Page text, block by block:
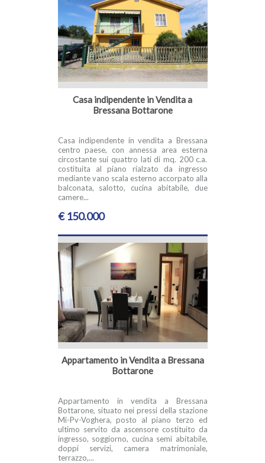
Casa indipendente in Vendita a
Bressana Bottarone
Casa indipendente in vendita a Bressana
centro paese, con annessa area esterna
circostante sui quattro lati di mq. 200 c.a.
costituita al piano rialzato da ingresso
mediante vano scala esterno accorpato alla
balconata, salotto, cucina abitabile, due
camere...
€ 150.000
Appartamento in Vendita a Bressana
Bottarone
Appartamento in vendita a Bressana
Bottarone, situato nei pressi della stazione
Mi-Pv-Voghera, posto al piano terzo ed
ultimo servito da ascensore costituito da
ingresso, soggiorno, cucina semi abitabile,
doppi servizi, camera matrimoniale,
terrazzo,...